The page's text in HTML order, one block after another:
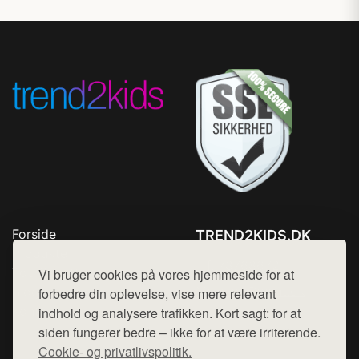
Vi bruger cookies på vores hjemmeside for at
forbedre din oplevelse, vise mere relevant
indhold og analysere trafikken. Kort sagt: for at
siden fungerer bedre – ikke for at være irriterende.
Cookie- og privatlivspolitik.
Forside
Top Rabatter
Blog
Kontakt
TREND2KIDS.DK
Mail: hej@want.dk
Cookie- og privatlivspolitik